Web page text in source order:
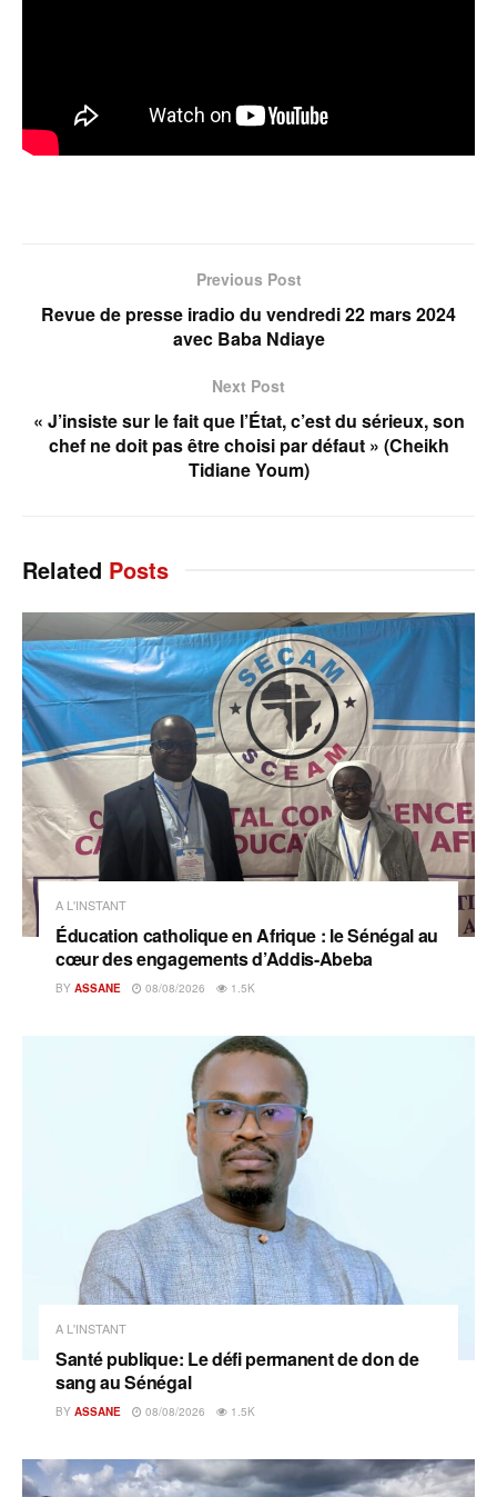
Previous Post
Revue de presse iradio du vendredi 22 mars 2024
avec Baba Ndiaye
Next Post
« J’insiste sur le fait que l’État, c’est du sérieux, son
chef ne doit pas être choisi par défaut » (Cheikh
Tidiane Youm)
Related Posts
A L'INSTANT
Éducation catholique en Afrique : le Sénégal au
cœur des engagements d’Addis-Abeba
BY ASSANE 08/08/2026 1.5K
A L'INSTANT
Santé publique: Le défi permanent de don de
sang au Sénégal
BY ASSANE 08/08/2026 1.5K